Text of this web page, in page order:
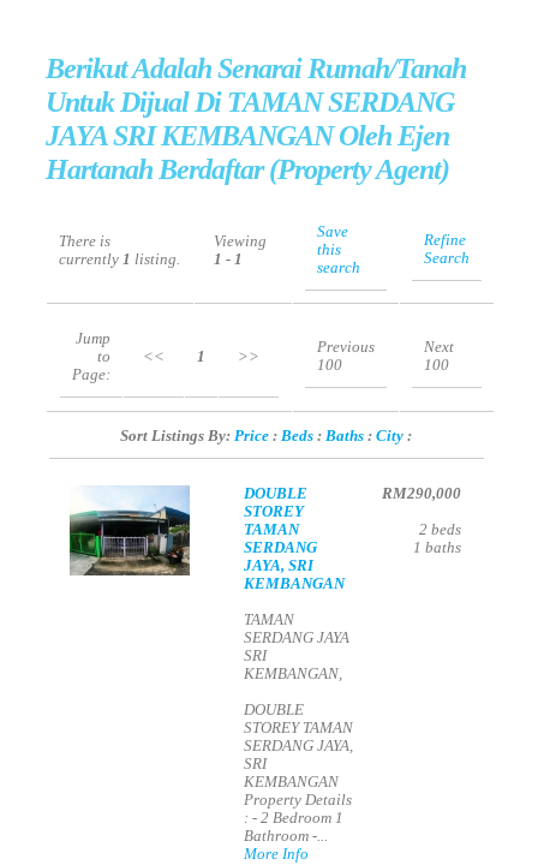
Berikut Adalah Senarai Rumah/Tanah
Untuk Dijual Di TAMAN SERDANG
JAYA SRI KEMBANGAN Oleh Ejen
Hartanah Berdaftar (Property Agent)
There is
currently1listing.
Viewing
1 - 1
Save
this
search
Refine
Search
Jump
to
Page:
<< 1 >>
Previous
100
Next
100
Sort Listings By: Price : Beds : Baths : City :
DOUBLE
STOREY
TAMAN
SERDANG
JAYA, SRI
KEMBANGAN
TAMAN
SERDANG JAYA
SRI
KEMBANGAN,
DOUBLE
STOREY TAMAN
SERDANG JAYA,
SRI
KEMBANGAN
Property Details
: - 2 Bedroom 1
Bathroom -...
More Info
RM290,000
2 beds
1 baths